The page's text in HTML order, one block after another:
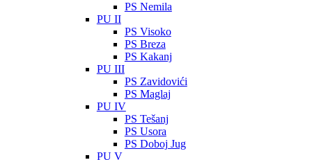
PS Nemila
PU II
PS Visoko
PS Breza
PS Kakanj
PU III
PS Zavidovići
PS Maglaj
PU IV
PS Tešanj
PS Usora
PS Doboj Jug
PU V